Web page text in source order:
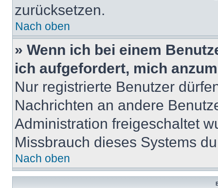
zurücksetzen.
Nach oben
» Wenn ich bei einem
ich aufgefordert, mich
Nur registrierte Benutzer
Nachrichten an andere
Administration freigeschaltet
Missbrauch dieses Systems
Nach oben